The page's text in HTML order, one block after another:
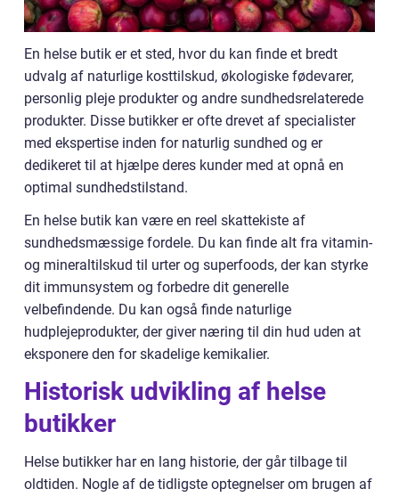
En helse butik er et sted, hvor du kan finde et bredt
udvalg af naturlige kosttilskud, økologiske fødevarer,
personlig pleje produkter og andre sundhedsrelaterede
produkter. Disse butikker er ofte drevet af specialister
med ekspertise inden for naturlig sundhed og er
dedikeret til at hjælpe deres kunder med at opnå en
optimal sundhedstilstand.
En helse butik kan være en reel skattekiste af
sundhedsmæssige fordele. Du kan finde alt fra vitamin-
og mineraltilskud til urter og superfoods, der kan styrke
dit immunsystem og forbedre dit generelle
velbefindende. Du kan også finde naturlige
hudplejeprodukter, der giver næring til din hud uden at
eksponere den for skadelige kemikalier.
Historisk udvikling af helse
butikker
Helse butikker har en lang historie, der går tilbage til
oldtiden. Nogle af de tidligste optegnelser om brugen af